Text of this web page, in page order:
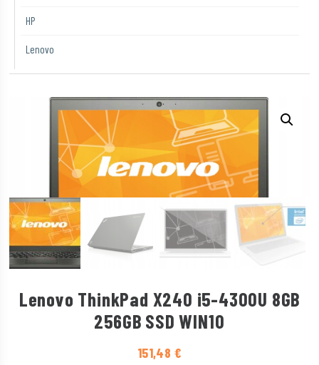
HP
Lenovo
Lenovo ThinkPad X240 i5-4300U 8GB
256GB SSD WIN10
151,48 €